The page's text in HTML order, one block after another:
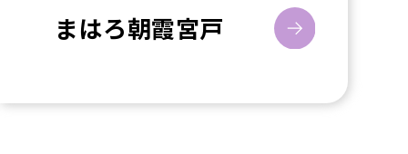
まはろ朝霞宮戸